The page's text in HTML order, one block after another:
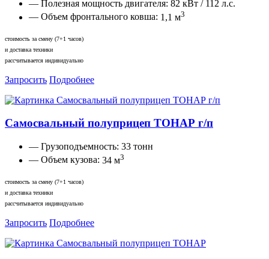
— Полезная мощность двигателя: 82 кВт / 112 л.с.
— Объем фронтального ковша: 1,1 м3
стоимость за смену (7+1 часов)
и доставка техники
рассчитывается индивидуально
Запросить Подробнее
Самосвальный полуприцеп ТОНАР г/п
— Грузоподъемность: 33 тонн
— Объем кузова: 34 м3
стоимость за смену (7+1 часов)
и доставка техники
рассчитывается индивидуально
Запросить Подробнее